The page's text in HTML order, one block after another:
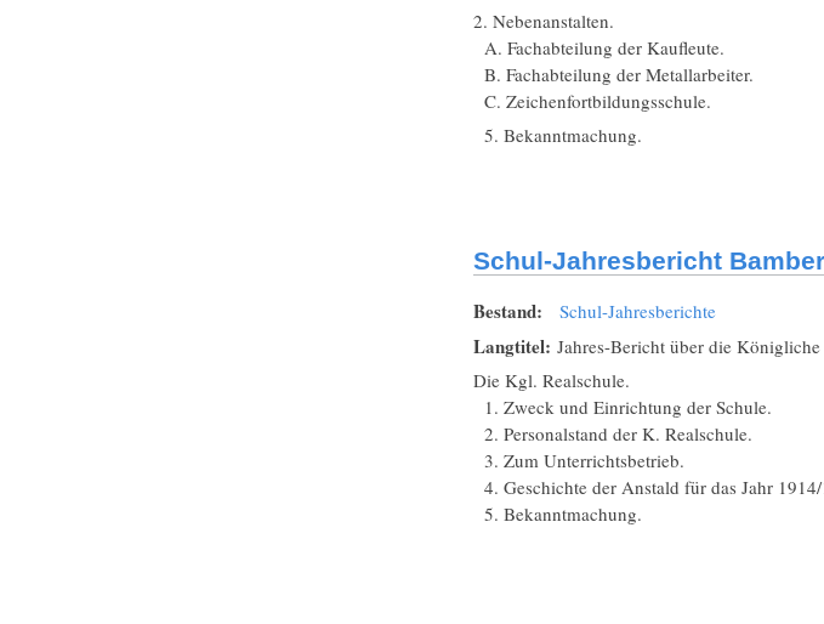
2. Nebenanstalten.
A. Fachabteilung der Kaufleute.
B. Fachabteilung der Metallarbeiter.
C. Zeichenfortbildungsschule.
5. Bekanntmachung.
Schul-Jahresbericht
Bestand: Schul-Jahresberichte
Langtitel: Jahres-Bericht über die
Die Kgl. Realschule.
1. Zweck und Einrichtung der Schule.
2. Personalstand der K. Realschule.
3. Zum Unterrichtsbetrieb.
4. Geschichte der Anstald für das Jahr
5. Bekanntmachung.